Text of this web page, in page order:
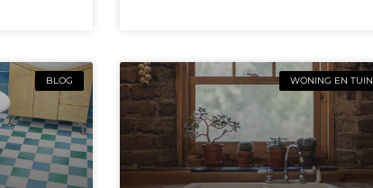
BLOG WONING EN TUIN